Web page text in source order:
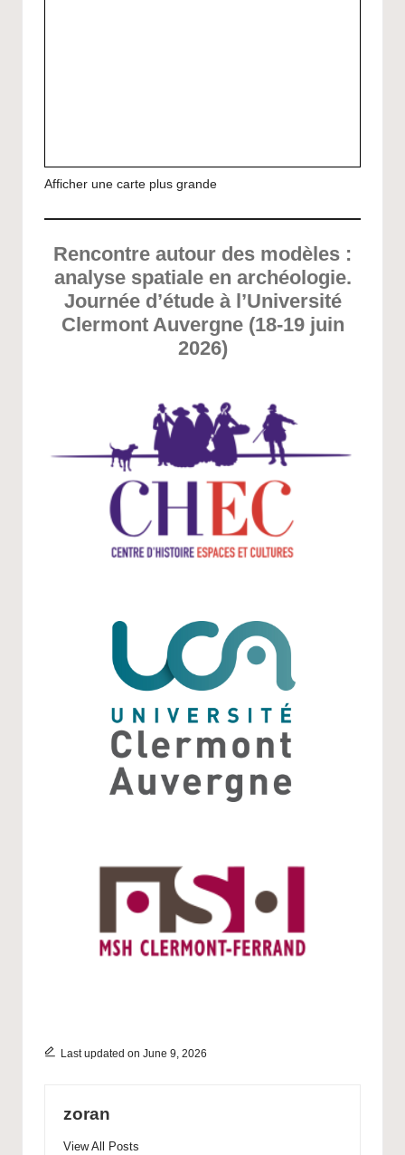
Afficher une carte plus grande
Rencontre autour des modèles :
analyse spatiale en archéologie.
Journée d’étude à l’Université
Clermont Auvergne (18-19 juin
2026)
Last updated on June 9, 2026
zoran
View All Posts